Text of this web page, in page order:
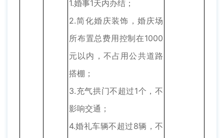
1.婚事1天内办结；
2.简化婚庆装饰，婚庆场
所布置总费用控制在1000
元以内，不占用公共道路
搭棚；
3.充气拱门不超过1个，不
影响交通；
4.婚礼车辆不超过8辆，不